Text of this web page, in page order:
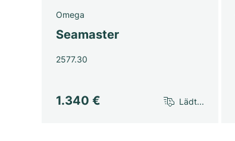
Omega
Seamaster
2577.30
1.340 € Lädt...